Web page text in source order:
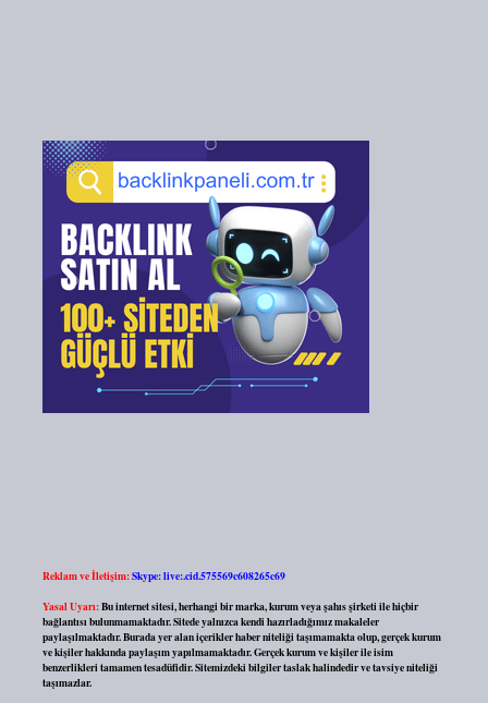
Reklam ve İletişim:Skype: live:.cid.575569c608265c69
Yasal Uyarı:Bu internet sitesi, herhangi bir marka, kurum veya şahıs şirketi ile hiçbir
bağlantısı bulunmamaktadır. Sitede yalnızca kendi hazırladığımız makaleler
paylaşılmaktadır. Burada yer alan içerikler haber niteliği taşımamakta olup, gerçek kurum
ve kişiler hakkında paylaşım yapılmamaktadır. Gerçek kurum ve kişiler ile isim
benzerlikleri tamamen tesadüfidir. Sitemizdeki bilgiler taslak halindedir ve tavsiye niteliği
taşımazlar.